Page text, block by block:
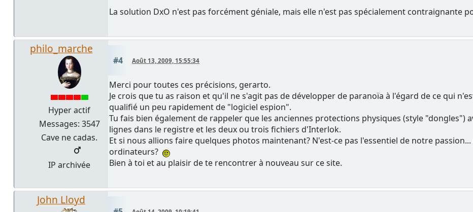
La solution DxO n'est pas forcément géniale, mais elle n'est pas spécialement contraignante
philo_marche
Hyper actif
Messages: 3547
Cave ne cadas.
IP archivée
#4 Août 13, 2009, 15:55:34
Merci pour toutes ces précisions, gerarto.
Je crois que tu as raison et qu'il ne s'agit pas de développer de paranoïa à l'égard de ce qui
qualifié un peu rapidement de "logiciel espion".
Tu fais bien également de rappeler que les anciennes protections physiques (style "dongles")
lignes dans le registre et les deux ou trois fichiers d'Interlok.
Et si nous allions faire quelques photos maintenant? N'est-ce pas l'essentiel de notre
ordinateurs?
Bien à toi et au plaisir de te rencontrer à nouveau sur ce site.
John Lloyd